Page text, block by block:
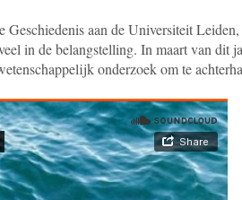
aan de Universiteit
in de belangstelling. In maart van
onderzoek om te